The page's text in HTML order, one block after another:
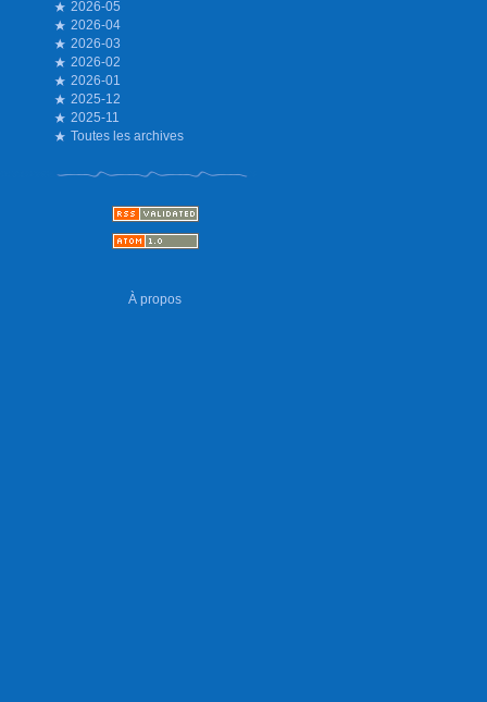
2026-05
2026-04
2026-03
2026-02
2026-01
2025-12
2025-11
Toutes les archives
À propos